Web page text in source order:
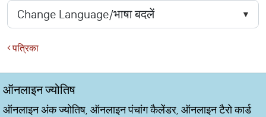
पत्रिका
ऑनलाइन ज्योतिष
ऑनलाइन अंक ज्योतिष, ऑनलाइन पंचांग कैलेंडर, ऑनलाइन टैरो कार्ड